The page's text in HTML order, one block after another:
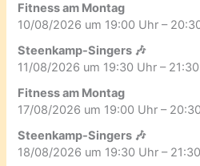
Fitness am Montag
10/08/2026 um 19:00 Uhr –
Steenkamp-Singers 🎶
11/08/2026 um 19:30 Uhr – 21:30
Fitness am Montag
17/08/2026 um 19:00 Uhr –
Steenkamp-Singers 🎶
18/08/2026 um 19:30 Uhr – 21:30